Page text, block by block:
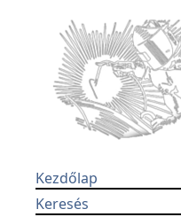
Kezdőlap
Keresés